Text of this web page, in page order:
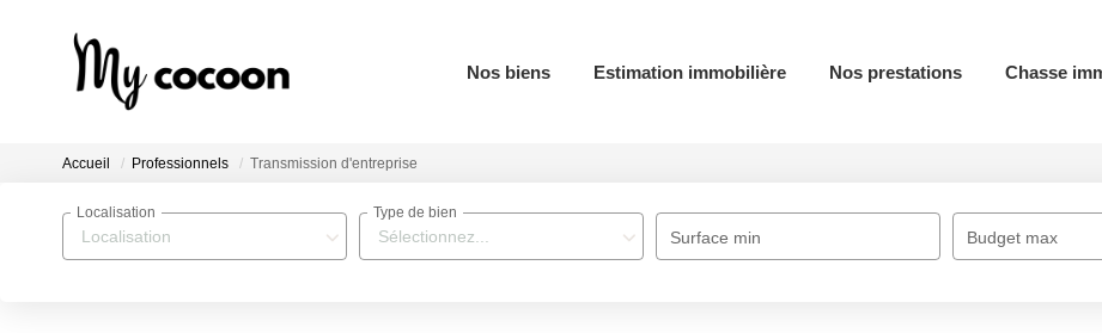
Nos biens Estimation immobilière Nos prestations Chasse
Accueil Professionnels Transmission d'entreprise
Localisation
Localisation
Sélectionnez...
Type de bien
Surface min Budget max